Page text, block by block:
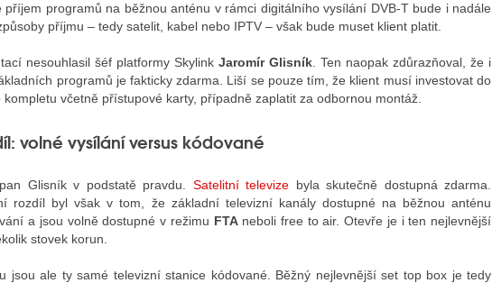
příjem programů na běžnou anténu v rámci digitálního vysílání DVB-T bude i nadále
příjmu – tedy satelit, kabel nebo IPTV – však bude muset klient platit.
nesouhlasil šéf platformy SkylinkJaromír Glisník . Ten naopak zdůrazňoval, že i
programů je fakticky zdarma. Liší se pouze tím, že klient musí investovat do
včetně přístupové karty, případně zaplatit za odbornou montáž.
volné vysílání versus kódované
Glisník v podstatě pravdu. Satelitní televize byla skutečně dostupná zdarma.
rozdíl byl však v tom, že základní televizní kanály dostupné na běžnou anténu
a jsou volně dostupné v režimu FTAneboli free to air. Otevře je i ten nejlevnější
stovek korun.
jsou ale ty samé televizní stanice kódované. Běžný nejlevnější set top box je tedy